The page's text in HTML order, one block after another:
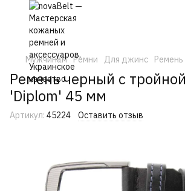
Мужчинам Ремни Для джинс
Ремень черный с
'Diplom' 45 мм
Артикул: 45224 Оставить отзыв